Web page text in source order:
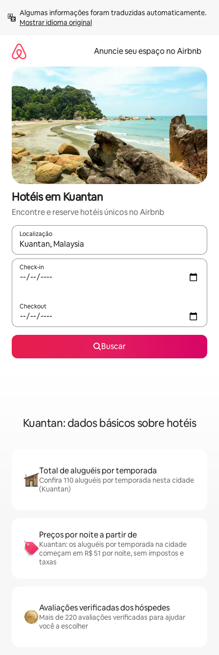
para
Mostrar idioma original
Anuncie seu espaço no Airbnb
Hotéis em Kuantan
Encontre e reserve hotéis únicos no Airbnb
Localização
Quando os resultados estiverem disponíveis, explore-os
Check-in
Checkout
Buscar
Kuantan: dados básicos sobre hotéis
Total de aluguéis por temporada
Confira 110 aluguéis por temporada nesta cidade
(Kuantan)
Preços por noite a partir de
Kuantan: os aluguéis por temporada na cidade
começam em R$ 51 por noite, sem impostos e
taxas
Avaliações verificadas dos hóspedes
Mais de 220 avaliações verificadas para ajudar
você a escolher